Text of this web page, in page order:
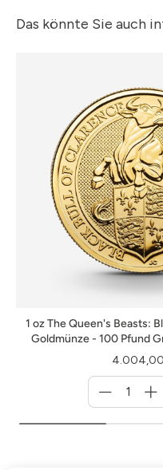
Das könnte Sie auch
1 oz The Queen's Beasts:
Goldmünze - 100 Pfund
für
Warenkorb